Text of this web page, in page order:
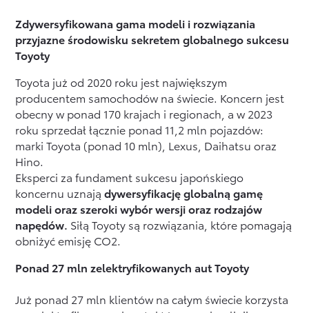
Zdywersyfikowana gama modeli i rozwiązania
przyjazne środowisku sekretem globalnego sukcesu
Toyoty
Toyota już od 2020 roku jest największym
producentem samochodów na świecie. Koncern jest
obecny w ponad 170 krajach i regionach, a w 2023
roku sprzedał łącznie ponad 11,2 mln pojazdów:
marki Toyota (ponad 10 mln), Lexus, Daihatsu oraz
Hino.
Eksperci za fundament sukcesu japońskiego
koncernu uznają dywersyfikację globalną gamę
modeli oraz szeroki wybór wersji oraz rodzajów
napędów. Siłą Toyoty są rozwiązania, które pomagają
obniżyć emisję CO2.
Ponad 27 mln zelektryfikowanych aut Toyoty
Już ponad 27 mln klientów na całym świecie korzysta